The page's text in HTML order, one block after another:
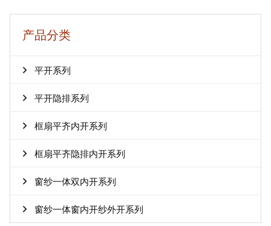
产品分类
平开系列
平开隐排系列
框扇平齐内开系列
框扇平齐隐排内开系列
窗纱一体双内开系列
窗纱一体窗内开纱外开系列